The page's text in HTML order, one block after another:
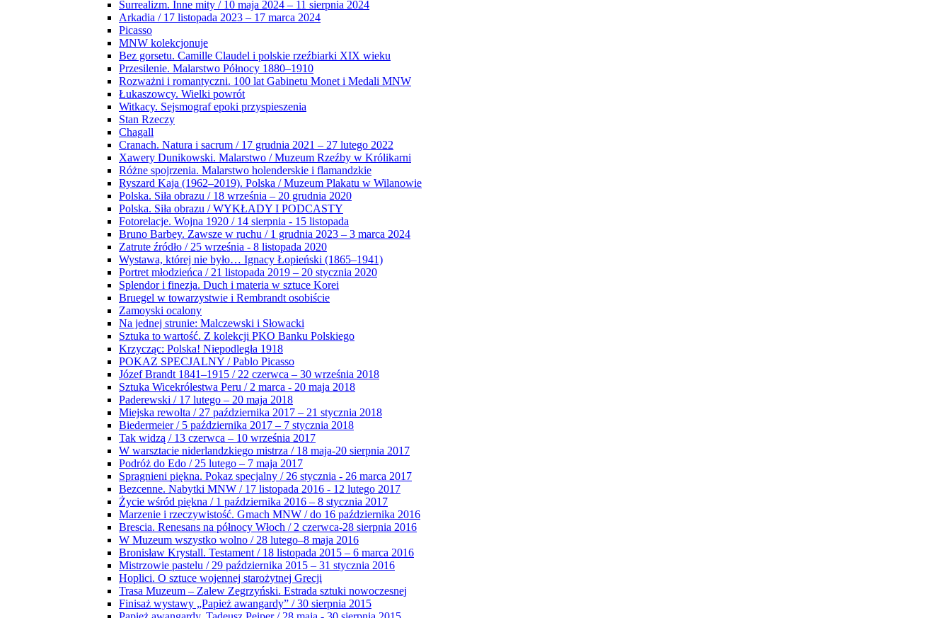
Surrealizm. Inne mity / 10 maja 2024 – 11 sierpnia 2024
Arkadia / 17 listopada 2023 – 17 marca 2024
Picasso
MNW kolekcjonuje
Bez gorsetu. Camille Claudel i polskie rzeźbiarki XIX wieku
Przesilenie. Malarstwo Północy 1880–1910
Rozważni i romantyczni. 100 lat Gabinetu Monet i Medali MNW
Łukaszowcy. Wielki powrót
Witkacy. Sejsmograf epoki przyspieszenia
Stan Rzeczy
Chagall
Cranach. Natura i sacrum / 17 grudnia 2021 – 27 lutego 2022
Xawery Dunikowski. Malarstwo / Muzeum Rzeźby w Królikarni
Różne spojrzenia. Malarstwo holenderskie i flamandzkie
Ryszard Kaja (1962–2019). Polska / Muzeum Plakatu w Wilanowie
Polska. Siła obrazu / 18 września – 20 grudnia 2020
Polska. Siła obrazu / WYKŁADY I PODCASTY
Fotorelacje. Wojna 1920 / 14 sierpnia - 15 listopada
Bruno Barbey. Zawsze w ruchu / 1 grudnia 2023 – 3 marca 2024
Zatrute źródło / 25 września - 8 listopada 2020
Wystawa, której nie było… Ignacy Łopieński (1865–1941)
Portret młodzieńca / 21 listopada 2019 – 20 stycznia 2020
Splendor i finezja. Duch i materia w sztuce Korei
Bruegel w towarzystwie i Rembrandt osobiście
Zamoyski ocalony
Na jednej strunie: Malczewski i Słowacki
Sztuka to wartość. Z kolekcji PKO Banku Polskiego
Krzycząc: Polska! Niepodległa 1918
POKAZ SPECJALNY / Pablo Picasso
Józef Brandt 1841–1915 / 22 czerwca – 30 września 2018
Sztuka Wicekrólestwa Peru / 2 marca - 20 maja 2018
Paderewski / 17 lutego – 20 maja 2018
Miejska rewolta / 27 października 2017 – 21 stycznia 2018
Biedermeier / 5 października 2017 – 7 stycznia 2018
Tak widzą / 13 czerwca – 10 września 2017
W warsztacie niderlandzkiego mistrza / 18 maja-20 sierpnia 2017
Podróż do Edo / 25 lutego – 7 maja 2017
Spragnieni piękna. Pokaz specjalny / 26 stycznia - 26 marca 2017
Bezcenne. Nabytki MNW / 17 listopada 2016 - 12 lutego 2017
Życie wśród piękna / 1 października 2016 – 8 stycznia 2017
Marzenie i rzeczywistość. Gmach MNW / do 16 października 2016
Brescia. Renesans na północy Włoch / 2 czerwca-28 sierpnia 2016
W Muzeum wszystko wolno / 28 lutego–8 maja 2016
Bronisław Krystall. Testament / 18 listopada 2015 – 6 marca 2016
Mistrzowie pastelu / 29 października 2015 – 31 stycznia 2016
Hoplici. O sztuce wojennej starożytnej Grecji
Trasa Muzeum – Zalew Zegrzyński. Estrada sztuki nowoczesnej
Finisaż wystawy „Papież awangardy” / 30 sierpnia 2015